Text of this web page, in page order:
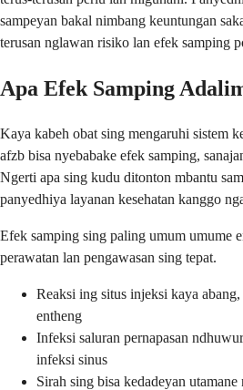
sampeyan bakal nimbang keuntungan
terusan nglawan risiko lan efek samping
Apa Efek Samping
Kaya kabeh obat sing mengaruhi sistem
afzb bisa nyebabake efek samping,
Ngerti apa sing kudu ditonton mbantu
panyedhiya layanan kesehatan kanggo
Efek samping sing paling umum umume
perawatan lan pengawasan sing tepat.
Reaksi ing situs injeksi kaya
entheng
Infeksi saluran pernapasan
infeksi sinus
Sirah sing bisa kedadeyan